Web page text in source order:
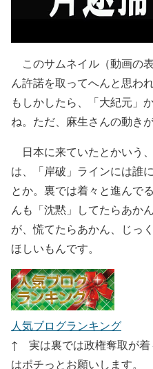
このサムネイル（動画の
ん許諾を取ってへんと思わ
もしかしたら、「大紀元」
ね。ただ、麻生さんの動き
日本に来ていたとかいう
は、「岸破」ラインには誰
とか。裏では着々と進んで
んも「沈黙」してたらあか
が、慌てたらあかん、じっ
ほしいもんです。
人気ブログランキング
↑ 実は裏では政権奪取が着
はポチっとお願いします。